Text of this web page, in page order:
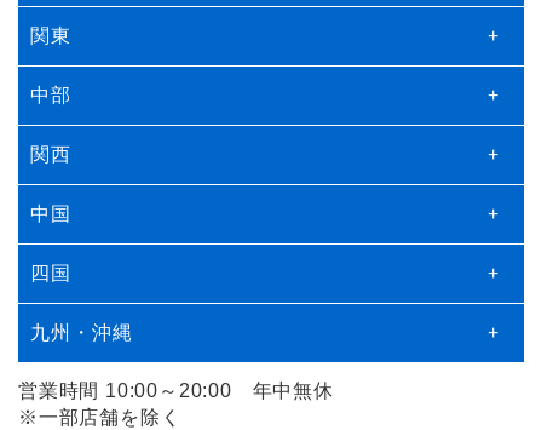
関東 +
中部 +
関西 +
中国 +
四国 +
九州・沖縄 +
営業時間 10:00～20:00 年中無休
※一部店舗を除く